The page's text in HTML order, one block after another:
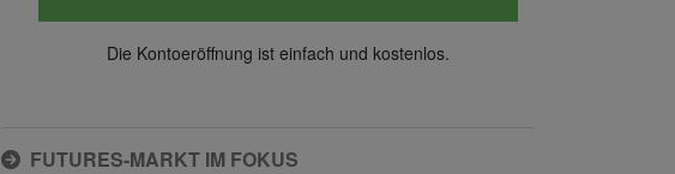
Die Kontoeröffnung ist einfach und kostenlos.
FUTURES-MARKT IM FOKUS